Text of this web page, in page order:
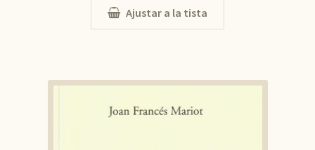
Ajustar a la tista